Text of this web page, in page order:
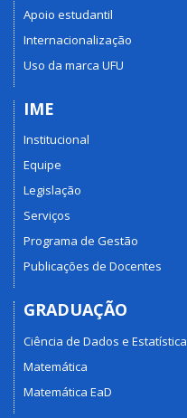
Apoio estudantil
Internacionalização
Uso da marca UFU
IME
Institucional
Equipe
Legislação
Serviços
Programa de Gestão
Publicações de Docentes
GRADUAÇÃO
Ciência de Dados e Estatística
Matemática
Matemática EaD